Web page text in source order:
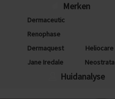
Merken
Dermaceutic
Renophase
Dermaquest
Heliocare
Jane Iredale
Neostrata
Huidanalyse